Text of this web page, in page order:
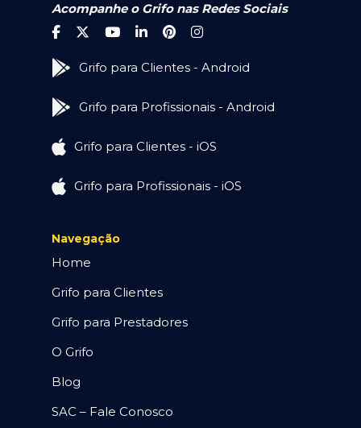
Acompanhe o Grifo nas Redes Sociais
Grifo para Clientes - Android
Grifo para Profissionais - Android
Grifo para Clientes - iOS
Grifo para Profissionais - iOS
Navegação
Home
Grifo para Clientes
Grifo para Prestadores
O Grifo
Blog
SAC – Fale Conosco